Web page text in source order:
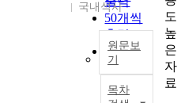
50개씩
출력
100개씩
출력
국내석사
원문보
기
목차
도
높
은
자
료